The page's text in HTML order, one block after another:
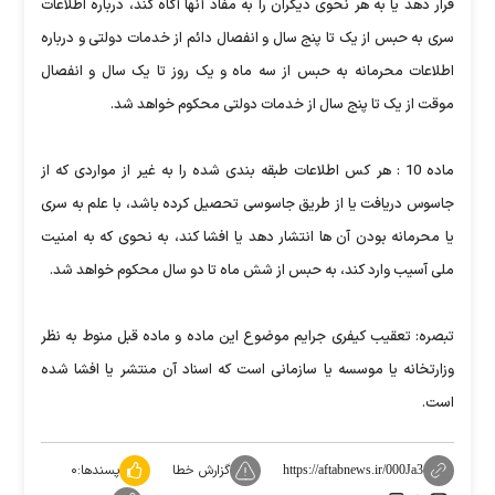
قرار دهد یا به هر نحوی دیگران را به مفاد آنها آگاه کند، درباره اطلاعات
سری به حبس از یک تا پنج سال و انفصال دائم از خدمات دولتی و درباره
اطلاعات محرمانه به حبس از سه ماه و یک روز تا یک سال و انفصال
موقت از یک تا پنج سال از خدمات دولتی محکوم خواهد شد.
ماده 10 : هر کس اطلاعات طبقه بندی شده را به غیر از مواردی که از
جاسوس دریافت یا از طریق جاسوسی تحصیل کرده باشد، با علم به سری
یا محرمانه بودن آن ها انتشار دهد یا افشا کند، به نحوی که به امنیت
ملی آسیب وارد کند، به حبس از شش ماه تا دو سال محکوم خواهد شد.
تبصره: تعقیب کیفری جرایم موضوع این ماده و ماده قبل منوط به نظر
وزارتخانه یا موسسه یا سازمانی است که اسناد آن منتشر یا افشا شده
است.
https://aftabnews.ir/000Ja3 گزارش خطا پسندها:۰